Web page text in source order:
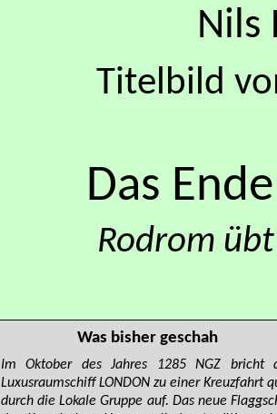
Nils
Titelbild
Das
Rodrom
Was bisher geschah
Im Oktober des Jahres 1285 NGZ bricht
Luxusraumschiff LONDON zu einer Kreuzfahrt
durch die Lokale Gruppe auf. Das neue